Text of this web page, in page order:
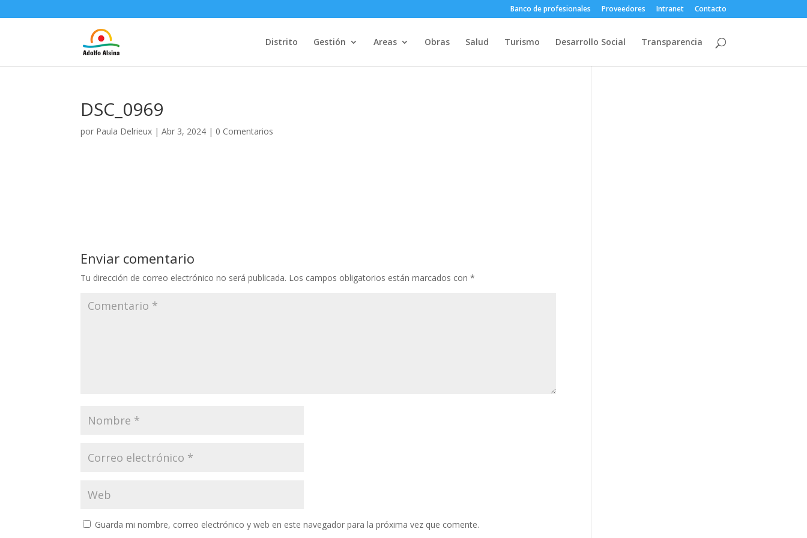
Banco de profesionales Proveedores Intranet Contacto
Distrito Gestión Areas Obras Salud Turismo Desarrollo Social Transparencia
DSC_0969
por Paula Delrieux |Abr 3, 2024 | 0 Comentarios
Enviar comentario
Tu dirección de correo electrónico no será publicada. Los campos obligatorios están marcados con*
Guarda mi nombre, correo electrónico y web en este navegador para la próxima vez que comente.